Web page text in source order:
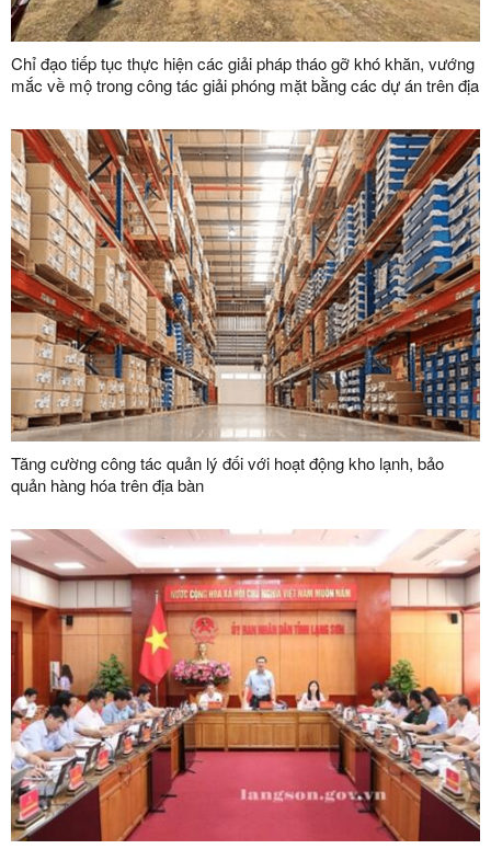
Chỉ đạo tiếp tục thực hiện các giải pháp tháo gỡ khó khăn, vướng
mắc về mộ trong công tác giải phóng mặt bằng các dự án trên địa
Tăng cường công tác quản lý đối với hoạt động kho lạnh, bảo
quản hàng hóa trên địa bàn